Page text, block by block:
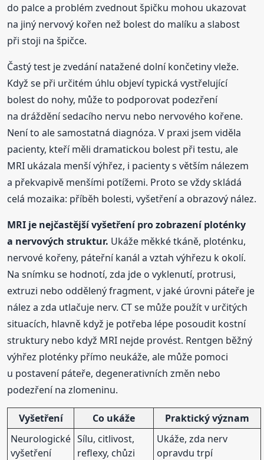
do palce a problém zvednout špičku mohou ukazovat
na jiný nervový kořen než bolest do malíku a slabost
při stoji na špičce.
Častý test je zvedání natažené dolní končetiny vleže.
Když se při určitém úhlu objeví typická vystřelující
bolest do nohy, může to podporovat podezření
na dráždění sedacího nervu nebo nervového kořene.
Není to ale samostatná diagnóza. V praxi jsem viděla
pacienty, kteří měli dramatickou bolest při testu, ale
MRI ukázala menší výhřez, i pacienty s větším nálezem
a překvapivě menšími potížemi. Proto se vždy skládá
celá mozaika: příběh bolesti, vyšetření a obrazový nález.
MRI je nejčastější vyšetření pro zobrazení ploténky
a nervových struktur. Ukáže měkké tkáně, ploténku,
nervové kořeny, páteřní kanál a vztah výhřezu k okolí.
Na snímku se hodnotí, zda jde o vyklenutí, protrusi,
extruzi nebo oddělený fragment, v jaké úrovni páteře je
nález a zda utlačuje nerv. CT se může použít v určitých
situacích, hlavně když je potřeba lépe posoudit kostní
struktury nebo když MRI nejde provést. Rentgen běžný
výhřez ploténky přímo neukáže, ale může pomoci
u postavení páteře, degenerativních změn nebo
podezření na zlomeninu.
Vyšetření Co ukáže
Praktický význam
Neurologické
vyšetření
Sílu, citlivost,
reflexy, chůzi
Ukáže, zda nerv
opravdu trpí